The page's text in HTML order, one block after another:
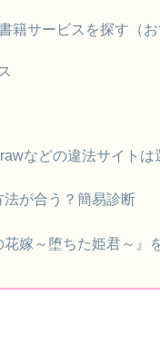
籍サービスを探す（お
rawなどの違法サイト
が合う？簡易診断
花嫁～堕ちた姫君～』